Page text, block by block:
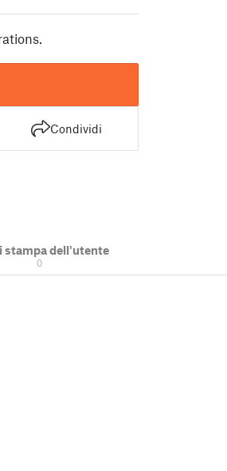
Condividi
stampa dell'utente
0